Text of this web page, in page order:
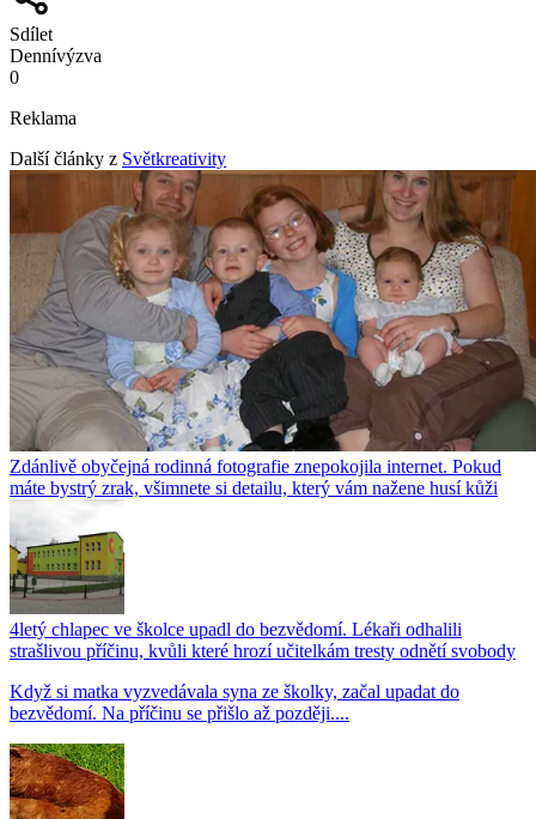
Sdílet
Dennívýzva
0
Reklama
Další články z Světkreativity
Zdánlivě obyčejná rodinná fotografie znepokojila internet. Pokud
máte bystrý zrak, všimnete si detailu, který vám nažene husí kůži
4letý chlapec ve školce upadl do bezvědomí. Lékaři odhalili
strašlivou příčinu, kvůli které hrozí učitelkám tresty odnětí svobody
Když si matka vyzvedávala syna ze školky, začal upadat do
bezvědomí. Na příčinu se přišlo až později....